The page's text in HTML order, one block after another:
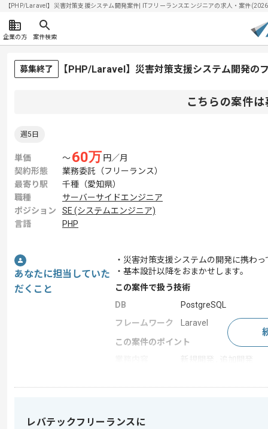
【PHP/Laravel】災害対策支援システム開発案件| ITフリーランスエンジニアの求人・案件
企業の方 案件検索
募集終了 【PHP/Laravel】災害対策支援システム開発の
こちらの案件
週5日
単価 〜60万 円／月
契約形態
業務委託（フリーランス）
最寄り駅
千種（愛知県）
職種
サーバーサイドエンジニア
ポジション
SE (システムエンジニア)
言語
PHP
あなたに担当していた
だくこと
・災害対策支援システムの開発に携わ
・基本設計以降をおまかせします。
この案件で扱う技術
DB
PostgreSQL
フレームワーク
Laravel
この案件のポイント
新規開発 , 追加開発
求めるスキル
レバテックフリーランスに